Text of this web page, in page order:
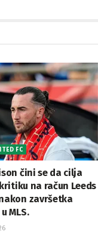
FC
čini se da cilja
na račun Leeds
završetka
MLS.